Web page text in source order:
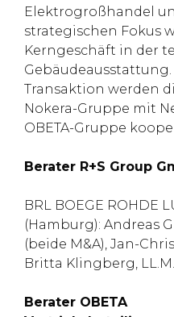
Elektrogroßhandel
strategischen Fokus
Kerngeschäft in der
Transaktion werden
Nokera-Gruppe mit
OBETA-Gruppe
Berater R+S Group
BRL BOEGE ROHDE
(Hamburg): Andreas
(beide M&A), Jan-
Britta Klingberg, LL.M.
Berater OBETA